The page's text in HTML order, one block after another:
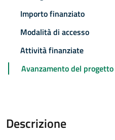
Importo finanziato
Modalità di accesso
Attività finanziate
Avanzamento del progetto
Descrizione